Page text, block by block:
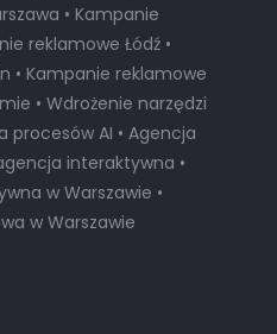
• Kampanie
reklamowe Łódź •
• Kampanie reklamowe
• Wdrożenie narzędzi
procesów AI • Agencja
interaktywna •
w Warszawie •
w Warszawie